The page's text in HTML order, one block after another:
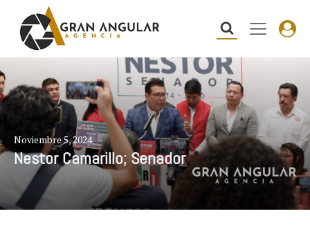
Noviembre 5, 2024
Nestor Camarillo; Senador